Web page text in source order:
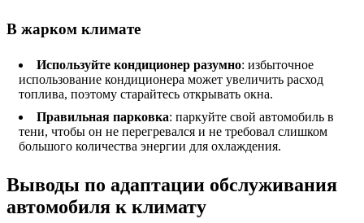
В жарком климате
Используйте кондиционер разумно: избыточное
использование кондиционера может увеличить расход
топлива, поэтому старайтесь открывать окна.
Правильная парковка: паркуйте свой автомобиль в
тени, чтобы он не перегревался и не требовал слишком
большого количества энергии для охлаждения.
Выводы по адаптации обслуживания
автомобиля к климату